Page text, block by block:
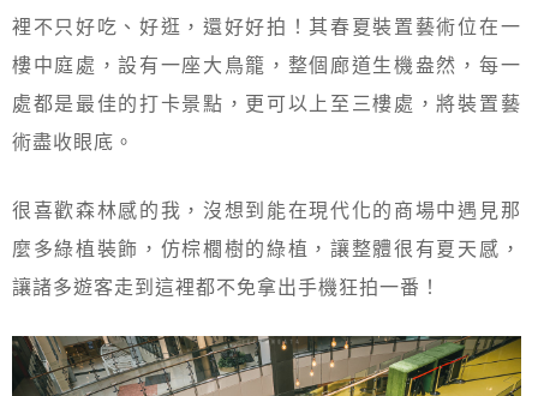
裡不只好吃、好逛，還好好拍！其春夏裝置藝術位在一
樓中庭處，設有一座大鳥籠，整個廊道生機盎然，每一
處都是最佳的打卡景點，更可以上至三樓處，將裝置藝
術盡收眼底。
很喜歡森林感的我，沒想到能在現代化的商場中遇見那
麼多綠植裝飾，仿棕櫚樹的綠植，讓整體很有夏天感，
讓諸多遊客走到這裡都不免拿出手機狂拍一番！